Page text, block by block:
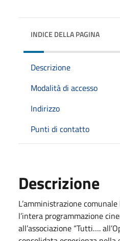
INDICE DELLA PAGINA
Descrizione
Modalità di accesso
Indirizzo
Punti di contatto
Descrizione
L’amministrazione
l’intera programmazione
all’associazione “Tutti….